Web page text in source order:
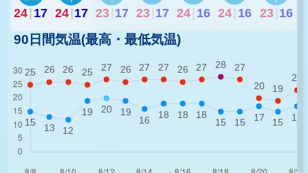
24| 17 24|17 23 17 23 17 24 16 24 16 23 16
90日間気温(最高・最低気温)